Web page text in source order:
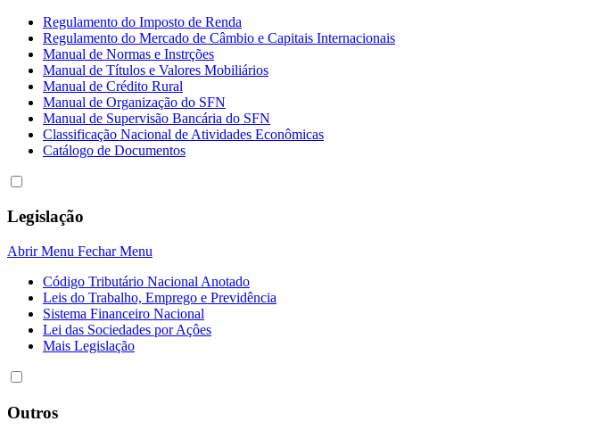
Regulamento do Imposto de Renda
Regulamento do Mercado de Câmbio e Capitais Internacionais
Manual de Normas e Instrções
Manual de Títulos e Valores Mobiliários
Manual de Crédito Rural
Manual de Organização do SFN
Manual de Supervisão Bancária do SFN
Classificação Nacional de Atividades Econômicas
Catálogo de Documentos
Legislação
Abrir Menu Fechar Menu
Código Tributário Nacional Anotado
Leis do Trabalho, Emprego e Previdência
Sistema Financeiro Nacional
Lei das Sociedades por Açôes
Mais Legislação
Outros